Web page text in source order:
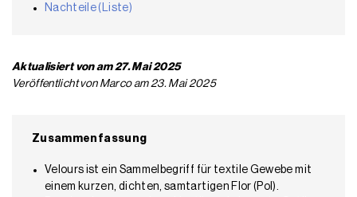
Nachteile (Liste)
Aktualisiert von am 27. Mai 2025
Veröffentlicht von Marco am 23. Mai 2025
Zusammenfassung
Velours ist ein Sammelbegriff für textile Gewebe mit
einem kurzen, dichten, samtartigen Flor (Pol).